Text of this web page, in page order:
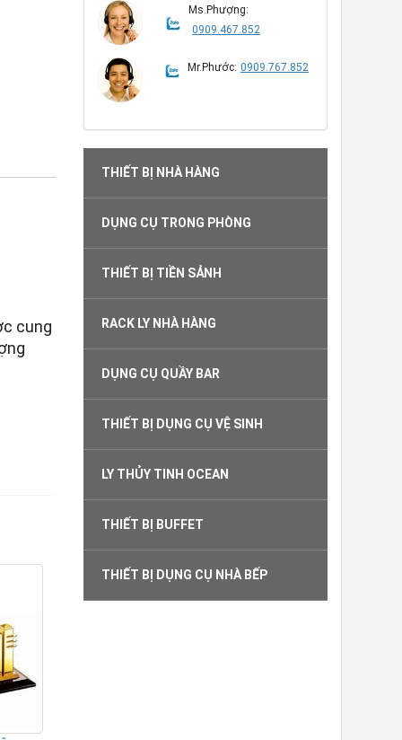
cung
Ms.Phượng:
0909.467.852
Mr.Phước: 0909.767.852
THIẾT BỊ NHÀ HÀNG
DỤNG CỤ TRONG PHÒNG
THIẾT BỊ TIỀN SẢNH
RACK LY NHÀ HÀNG
DỤNG CỤ QUẦY BAR
THIẾT BỊ DỤNG CỤ VỆ SINH
LY THỦY TINH OCEAN
THIẾT BỊ BUFFET
THIẾT BỊ DỤNG CỤ NHÀ BẾP